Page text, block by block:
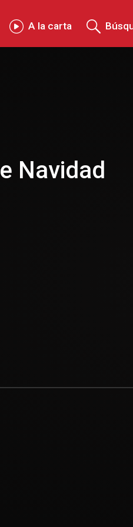
A la carta
Navidad